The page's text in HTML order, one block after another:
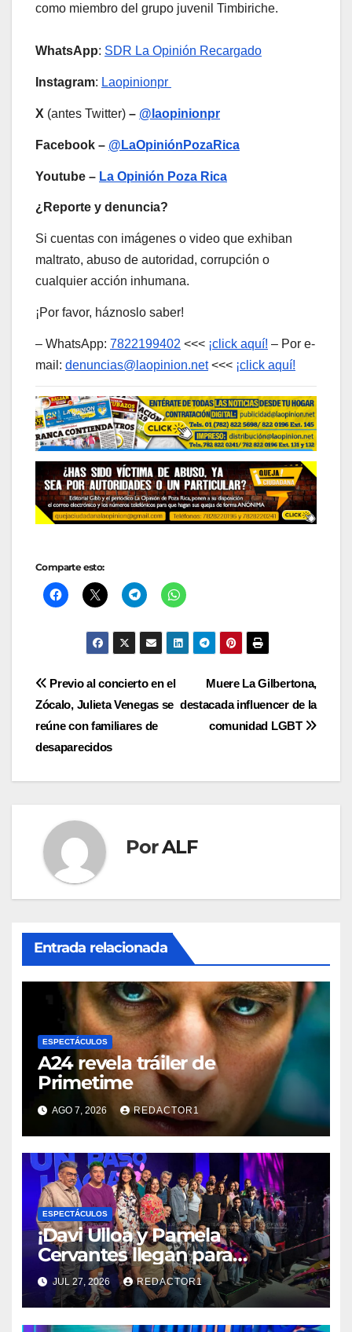
como miembro del grupo juvenil Timbiriche.
WhatsApp: SDR La Opinión Recargado
Instagram: Laopinionpr
X (antes Twitter) – @laopinionpr
Facebook – @LaOpiniónPozaRica
Youtube – La Opinión Poza Rica
¿Reporte y denuncia?
Si cuentas con imágenes o video que exhiban
maltrato, abuso de autoridad, corrupción o
cualquier acción inhumana.
¡Por favor, háznoslo saber!
– WhatsApp: 7822199402 <<< ¡click aquí! – Por e-
mail: denuncias@laopinion.net<<< ¡click aquí!
Comparte esto:
Navegación
de
entradas
Muere La Gilbertona,
destacada influencer de la
comunidad LGBT
Previo al concierto en el
Zócalo, Julieta Venegas se
reúne con familiares de
desaparecidos
PorALF
Entrada relacionada
ESPECTÁCULOS
A24 revela tráiler de
Primetime
AGO 7, 2026 REDACTOR1
ESPECTÁCULOS
¡Davi Ulloa y Pamela
Cervantes llegan para
conquistar la pantalla con Un
paso hacia ti!
JUL 27, 2026 REDACTOR1